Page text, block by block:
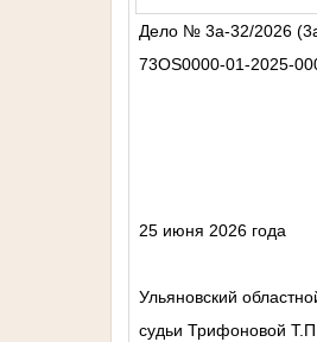
Дело № 3а-32/2026
73OS0000-01-2025-
25 июня 2026 года
Ульяновский
судьи Трифоновой Т.П.,